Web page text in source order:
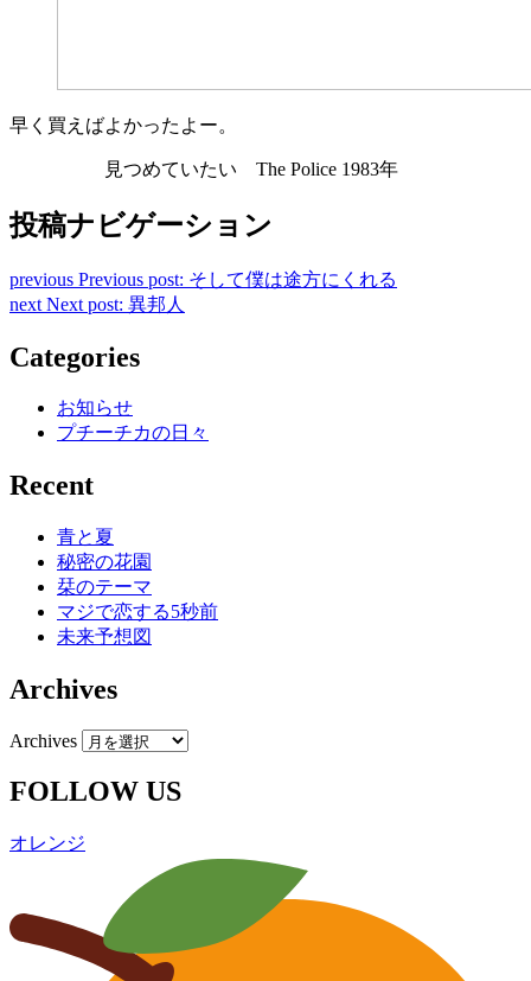
早く買えばよかったよー。
見つめていたい The Police 1983年
投稿ナビゲーション
previous Previous post: そして僕は途方にくれる
next Next post: 異邦人
Categories
お知らせ
プチーチカの日々
Recent
青と夏
秘密の花園
栞のテーマ
マジで恋する5秒前
未来予想図
Archives
Archives
FOLLOW US
オレンジ